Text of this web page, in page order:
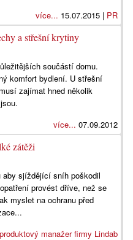
více... 15.07.2015 | PR
a střešní krytiny
součástí domu.
komfort bydlení. U střešní
zajímat hned několik
více... 07.09.2012
zátěži
aby sjíždějící sníh poškodil
provést dříve, než se
myslet na ochranu před
manažer firmy Lindab